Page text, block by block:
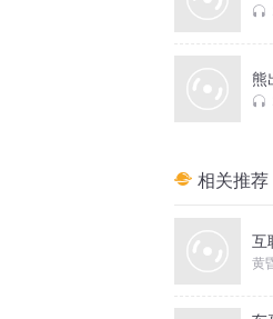
熊
相关推荐
互
黄